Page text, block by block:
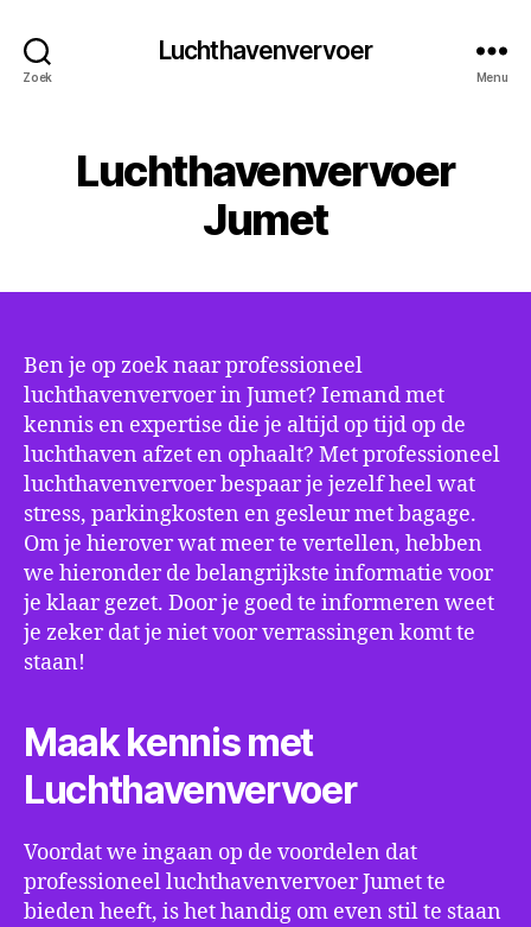
Zoek
Luchthavenvervoer
Menu
Luchthavenvervoer
Jumet
Ben je op zoek naar professioneel
luchthavenvervoer in Jumet? Iemand met
kennis en expertise die je altijd op tijd op de
luchthaven afzet en ophaalt? Met professioneel
luchthavenvervoer bespaar je jezelf heel wat
stress, parkingkosten en gesleur met bagage.
Om je hierover wat meer te vertellen, hebben
we hieronder de belangrijkste informatie voor
je klaar gezet. Door je goed te informeren weet
je zeker dat je niet voor verrassingen komt te
staan!
Maak kennis met
Luchthavenvervoer
Voordat we ingaan op de voordelen dat
professioneel luchthavenvervoer Jumet te
bieden heeft, is het handig om even stil te staan